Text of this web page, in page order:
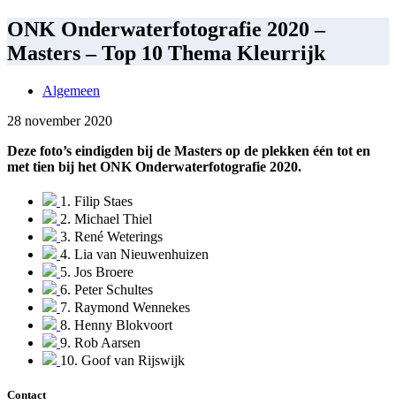
ONK Onderwaterfotografie 2020 –
Masters – Top 10 Thema Kleurrijk
Algemeen
28 november 2020
Deze foto’s eindigden bij de Masters op de plekken één tot en
met tien bij het ONK Onderwaterfotografie 2020.
1. Filip Staes
2. Michael Thiel
3. René Weterings
4. Lia van Nieuwenhuizen
5. Jos Broere
6. Peter Schultes
7. Raymond Wennekes
8. Henny Blokvoort
9. Rob Aarsen
10. Goof van Rijswijk
Contact